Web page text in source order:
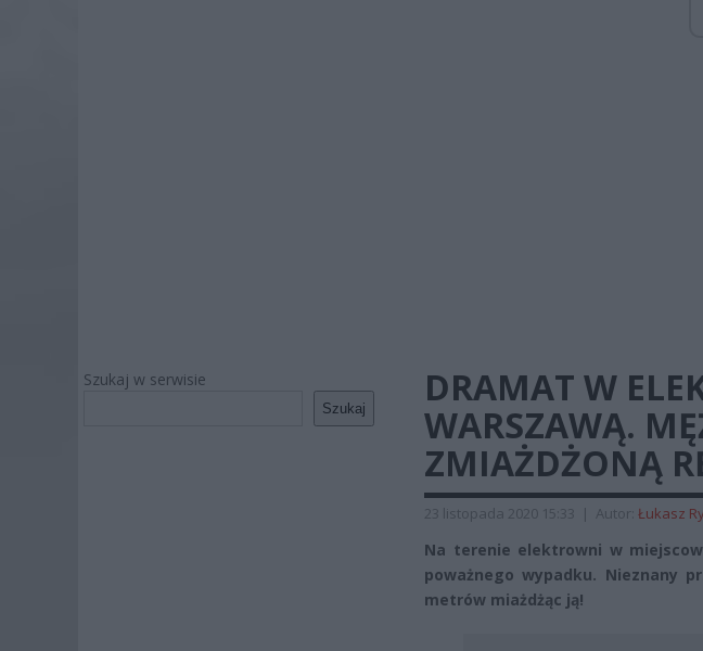
Szukaj w serwisie
Szukaj
DRAMAT W
WARSZAWĄ.
ZMIAŻDŻONĄ
23 listopada 2020 15:33 | Autor: Łukasz
Na terenie elektrowni w
poważnego wypadku. Nieznany
metrów miażdżąc ją!